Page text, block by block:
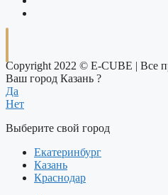
Copyright 2022 © E-CUBE | Все
Ваш город Казань ?
Да
Нет
Выберите свой город
Екатеринбург
Казань
Краснодар